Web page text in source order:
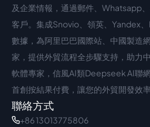
及企業情報，通過郵件、Whatsapp
客戶。集成Snovio、領英、Yandex
數據，為阿里巴巴國際站、中國製造
家，提供外貿流程全步驟支持，助力
軟體專家，信風AI類Deepseek AI聯
首創按結果付費，讓您的外貿開發效率
聯絡方式
+86 13013775806